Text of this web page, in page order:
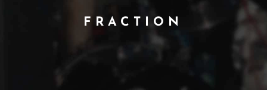
FRACTION